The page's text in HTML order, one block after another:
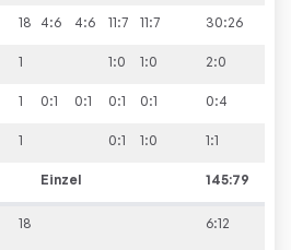
18 4:6 4:6 11:7 11:7 30:26
1 1:0 1:0 2:0
1 0:1 0:1 0:1 0:1 0:4
1 0:1 1:0 1:1
Einzel 145:79
18 6:12